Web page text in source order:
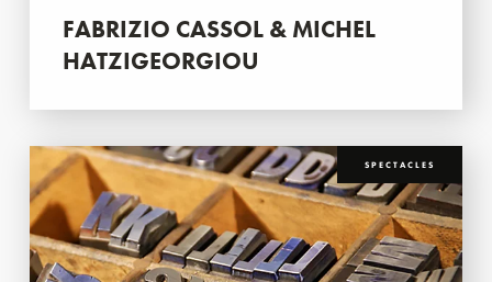
FABRIZIO CASSOL & MICHEL
HATZIGEORGIOU
SPECTACLES